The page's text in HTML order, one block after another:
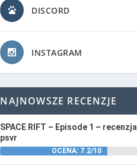
DISCORD
INSTAGRAM
NAJNOWSZE RECENZJE
SPACE RIFT – Episode 1 – recenzja
psvr
OCENA: 7.2/10